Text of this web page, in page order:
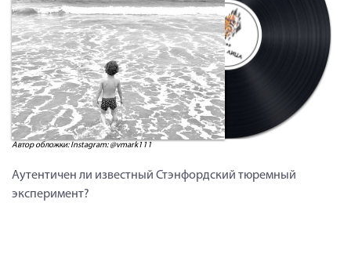
Автор обложки: Instagram: @vmark111
Аутентичен ли известный Стэнфордский тюремный
эксперимент?